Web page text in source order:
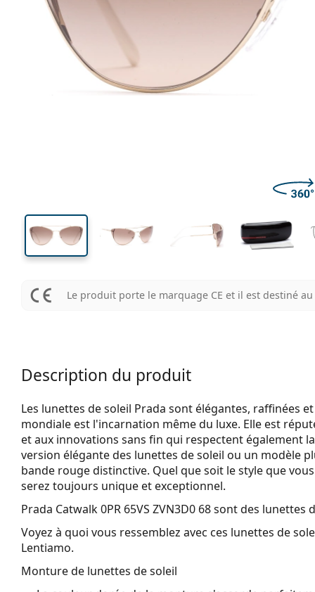
49 mm
Hauteur des verres
68 mm
Largeur des verres
des verres
Le produit porte le marquage CE et il est destiné
Description du produit
Les lunettes de soleil Prada sont élégantes, raffinées
mondiale est l'incarnation même du luxe. Elle est
et aux innovations sans fin qui respectent également
version élégante des lunettes de soleil ou un modèle
bande rouge distinctive. Quel que soit le style que
serez toujours unique et exceptionnel.
Prada Catwalk 0PR 65VS ZVN3D0 68sont des lunettes
Voyez à quoi vous ressemblez avec ces lunettes de
Lentiamo.
Monture de lunettes de soleil